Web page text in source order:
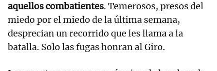
aquellos combatientes. Temerosos, presos del
miedo por el miedo de la última semana,
desprecian un recorrido que les llama a la
batalla. Solo las fugas honran al Giro.